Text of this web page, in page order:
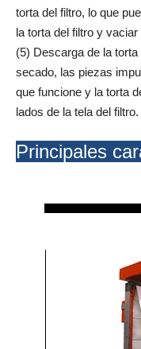
torta del filtro, lo que
la torta del filtro y
(5) Descarga de la
secado, las piezas
que funcione y la torta
lados de la tela del filtro.
Principales